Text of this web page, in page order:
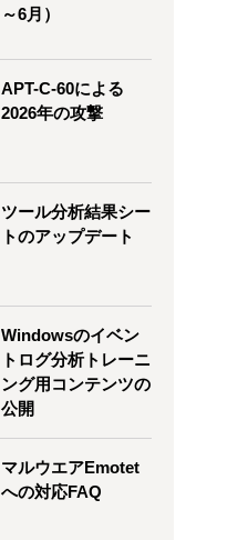
～6月）
APT-C-60による
2026年の攻撃
ツール分析結果シー
トのアップデート
Windowsのイベン
トログ分析トレーニ
ング用コンテンツの
公開
マルウエアEmotet
への対応FAQ